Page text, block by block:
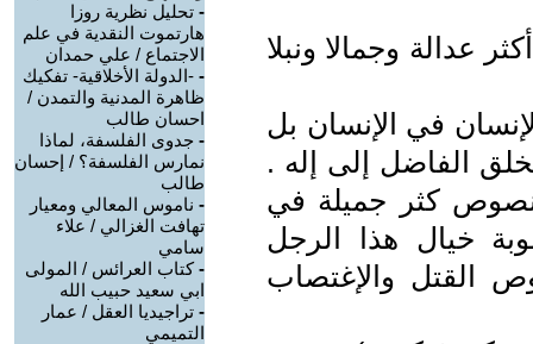
عدالة وجمالا ونبلا
في الإنسان بل
الفاضل إلى إله .
نصوص كثر جميلة في
خيال هذا الرجل
القتل والإغتصاب
- تحليل نظرية روزا
هارتموت النقدية في علم
الاجتماع / علي حمدان
- -الدولة الأخلاقية- تفكيك
ظاهرة المدنية والتمدن /
احسان طالب
- جدوى الفلسفة، لماذا
نمارس الفلسفة؟ / إحسان
طالب
- ناموس المعالي ومعيار
تهافت الغزالي / علاء
سامي
-كتاب العرائس / المولى
ابي سعيد حبيب الله
- تراجيديا العقل / عمار
التميمي